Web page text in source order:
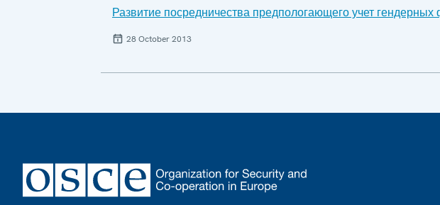
Развитие посредничества предпологающего учет гендерных
28 October 2013